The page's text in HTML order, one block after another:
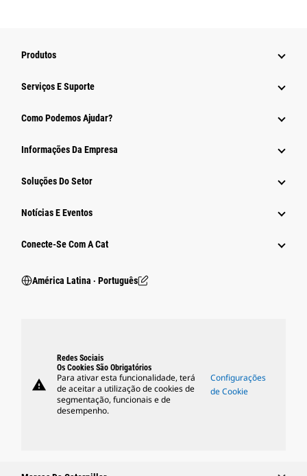
Produtos
Serviços E Suporte
Como Podemos Ajudar?
Informações Da Empresa
Soluções Do Setor
Notícias E Eventos
Conecte-Se Com A Cat
América Latina ‧ Português
warning
Redes Sociais
Os Cookies São Obrigatórios
Para ativar esta funcionalidade, terá
de aceitar a utilização de cookies de
segmentação, funcionais e de
desempenho.
Configurações
de Cookie